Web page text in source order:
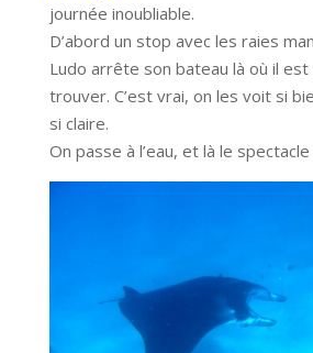
journée inoubliable.
D’abord un stop avec les raies
Ludo arrête son bateau là où il
trouver. C’est vrai, on les voit si
si claire.
On passe à l’eau, et là le